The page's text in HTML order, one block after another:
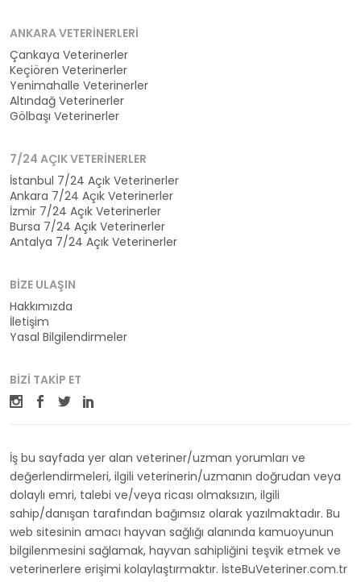
ANKARA VETERINERLERI
Çankaya Veterinerler
Keçiören Veterinerler
Yenimahalle Veterinerler
Altındağ Veterinerler
Gölbaşı Veterinerler
7/24 AÇIK VETERINERLER
İstanbul 7/24 Açık Veterinerler
Ankara 7/24 Açık Veterinerler
İzmir 7/24 Açık Veterinerler
Bursa 7/24 Açık Veterinerler
Antalya 7/24 Açık Veterinerler
BIZE ULAŞIN
Hakkımızda
İletişim
Yasal Bilgilendirmeler
BIZI TAKIP ET
İş bu sayfada yer alan veteriner/uzman yorumları ve
değerlendirmeleri, ilgili veterinerin/uzmanın doğrudan veya
dolaylı emri, talebi ve/veya ricası olmaksızın, ilgili
sahip/danışan tarafından bağımsız olarak yazılmaktadır. Bu
web sitesinin amacı hayvan sağlığı alanında kamuoyunun
bilgilenmesini sağlamak, hayvan sahipliğini teşvik etmek ve
veterinerlere erişimi kolaylaştırmaktır. İsteBuVeteriner.com.tr